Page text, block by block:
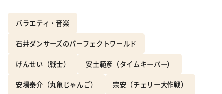
バラエティ・音楽
石井ダンサーズのパーフェクトワールド
げんせい（戦士） 安土範彦（タイムキーパー）
安場泰介（丸亀じゃんご） 宗安（チェリー大作戦）